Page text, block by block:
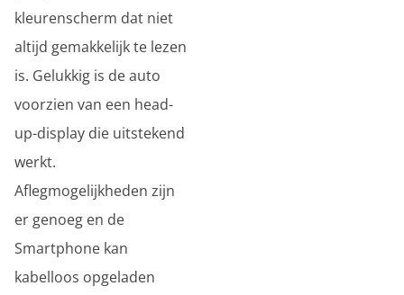
kleurenscherm dat niet
altijd gemakkelijk te lezen
is. Gelukkig is de auto
voorzien van een head-
up-display die uitstekend
werkt.
Aflegmogelijkheden zijn
er genoeg en de
Smartphone kan
kabelloos opgeladen